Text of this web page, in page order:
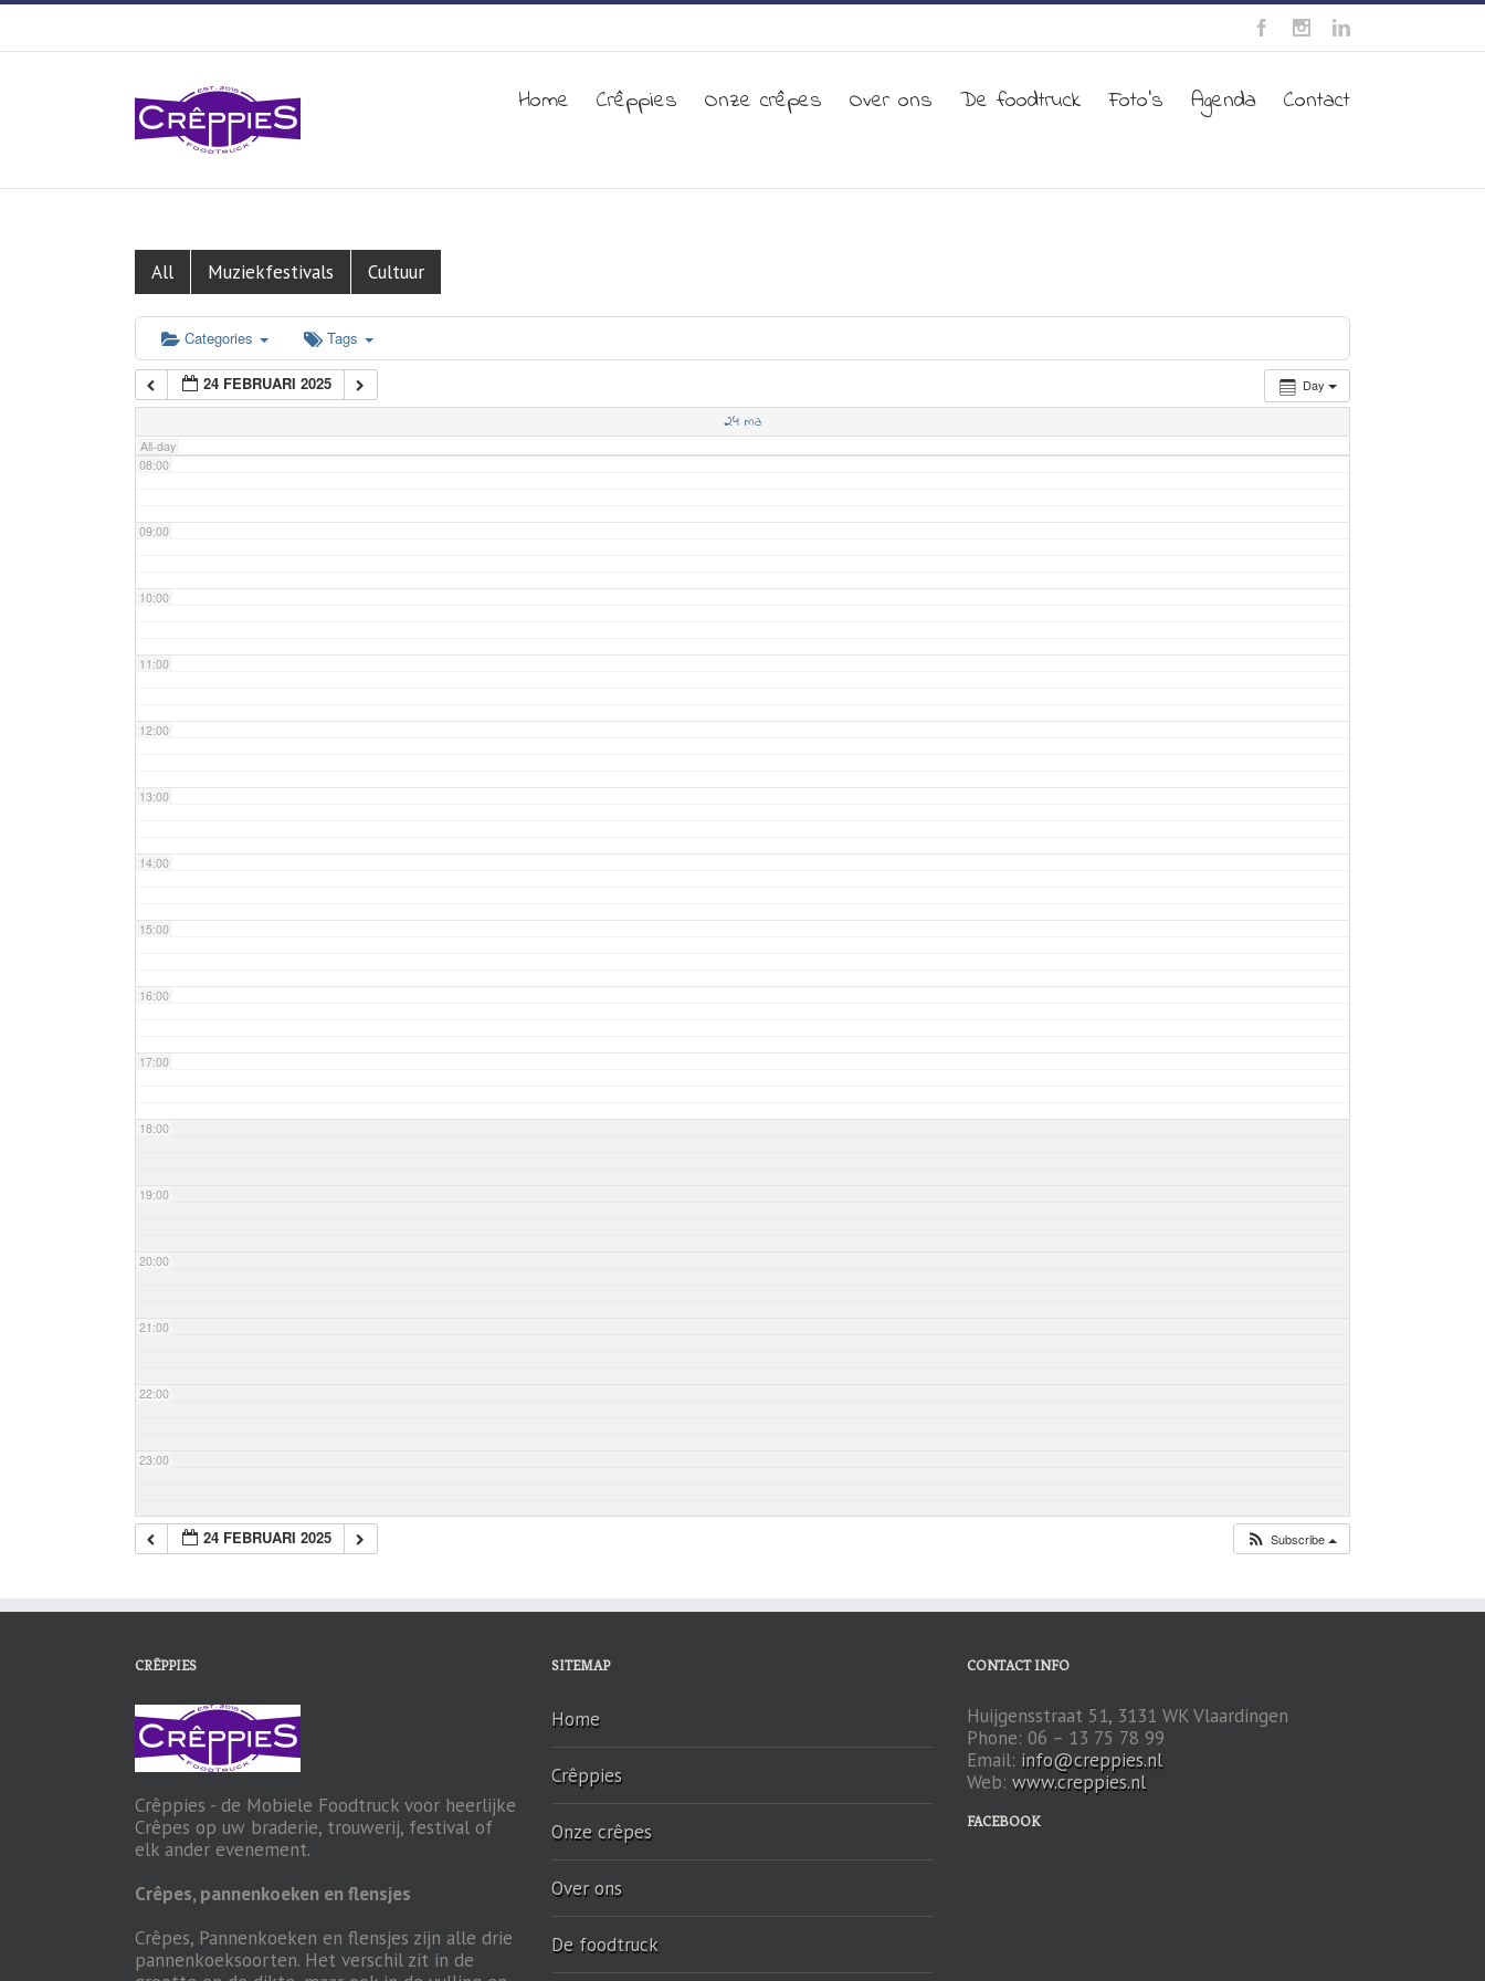
Home Crêppies Onze crêpes Over ons De foodtruck Foto’s Agenda Contact
All Muziekfestivals Cultuur
Categories Tags
Day
24 FEBRUARI 2025
24 ma
All-day
03:00
05:00
06:00
07:00
08:00
09:00
10:00
11:00
12:00
13:00
14:00
15:00
16:00
17:00
18:00
19:00
20:00
21:00
22:00
23:00
24 FEBRUARI 2025 Subscribe
CRÊPPIES
Crêppies - de Mobiele Foodtruck voor heerlijke
Crêpes op uw braderie, trouwerij, festival of
elk ander evenement.
Crêpes, pannenkoeken en flensjes
Crêpes, Pannenkoeken en flensjes zijn alle drie
pannenkoeksoorten. Het verschil zit in de
SITEMAP
Home
Crêppies
Onze crêpes
Over ons
De foodtruck
CONTACT INFO
Huijgensstraat 51, 3131 WK Vlaardingen
Phone: 06 – 13 75 78 99
Email: info@creppies.nl
Web:www.creppies.nl
FACEBOOK